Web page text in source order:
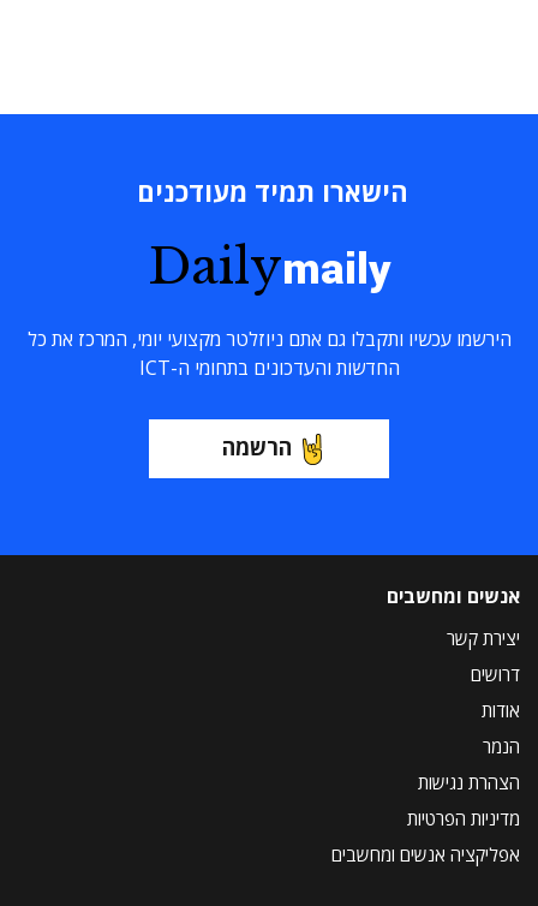
הישארו תמיד מעודכנים
Dailymaily
הירשמו עכשיו ותקבלו גם אתם ניוזלטר מקצועי יומי, המרכז את כל
החדשות והעדכונים בתחומי ה-ICT
הרשמה
אנשים ומחשבים
יצירת קשר
דרושים
אודות
הנמר
הצהרת נגישות
מדיניות הפרטיות
אפליקציה אנשים ומחשבים